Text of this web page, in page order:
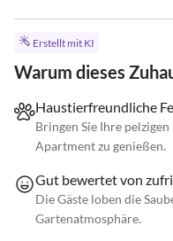
Erstellt mit KI
Warum dieses
Haustierfreundliche
Bringen Sie Ihre
Apartment zu genießen.
Gut bewertet von
Die Gäste loben die
Gartenatmosphäre.